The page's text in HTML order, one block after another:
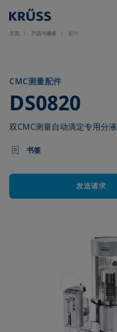
主页 产品与服务 配件
CMC测量配件
DS0820
–
双CMC测量自动滴定专用分
书签
发送请求